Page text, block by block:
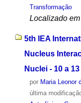
Transformação
Localizado em
5th IEA
Nucleus
Nuclei - 10 a
por Maria Leonor
última